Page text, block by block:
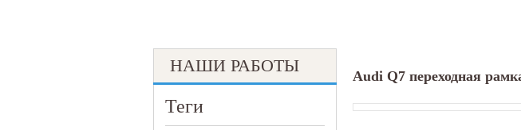
НАШИ РАБОТЫ
Теги
Audi Q7 переходная